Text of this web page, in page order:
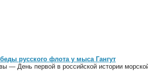
русского флота у мыса Гангут
— День первой в российской истории